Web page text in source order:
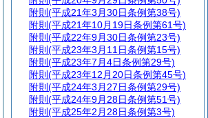
附則 (平成21年3月30日条例第38号)
附則 (平成21年10月19日条例第61号)
附則 (平成22年9月30日条例第23号)
附則 (平成23年3月11日条例第15号)
附則 (平成23年7月4日条例第29号)
附則 (平成23年12月20日条例第45号)
附則 (平成24年3月27日条例第29号)
附則 (平成24年9月28日条例第51号)
附則 (平成25年2月28日条例第3号)